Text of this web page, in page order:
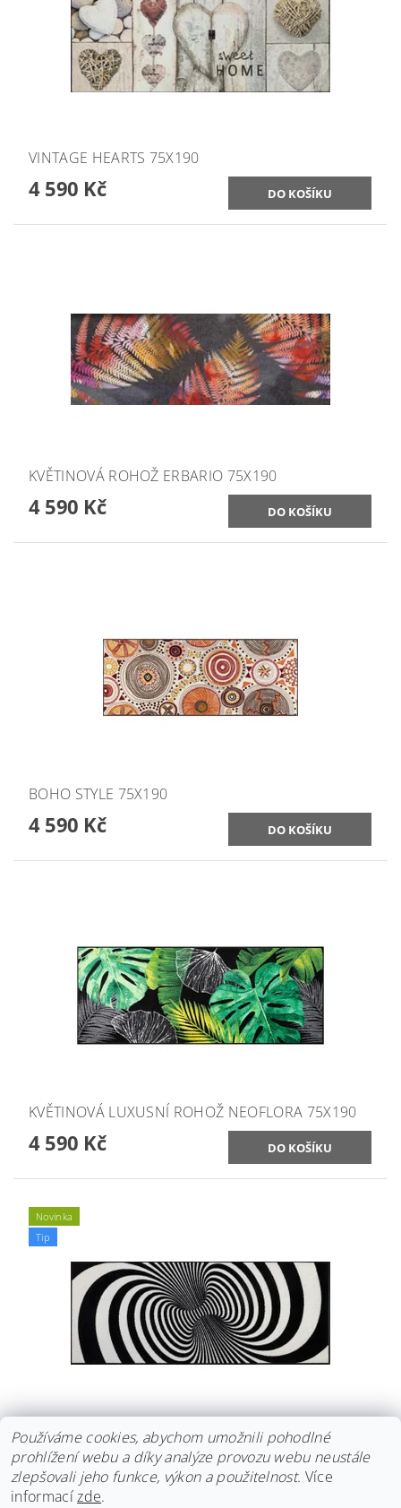
VINTAGE HEARTS 75X190
4 590 Kč
KVĚTINOVÁ ROHOŽ ERBARIO 75X190
4 590 Kč
BOHO STYLE 75X190
4 590 Kč
KVĚTINOVÁ LUXUSNÍ ROHOŽ NEOFLORA 75X190
4 590 Kč
Novinka
Tip
ROHOŽ TIMELOOP 75 X 190 CM
4 590 Kč
Používáme cookies, abychom umožnili pohodlné
prohlížení webu a díky analýze provozu webu neustále
zlepšovali jeho funkce, výkon a použitelnost. Více
informacízde.